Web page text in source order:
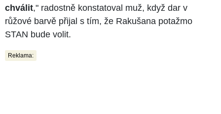
chválit," radostně konstatoval muž, když dar v
růžové barvě přijal s tím, že Rakušana potažmo
STAN bude volit.
Reklama: